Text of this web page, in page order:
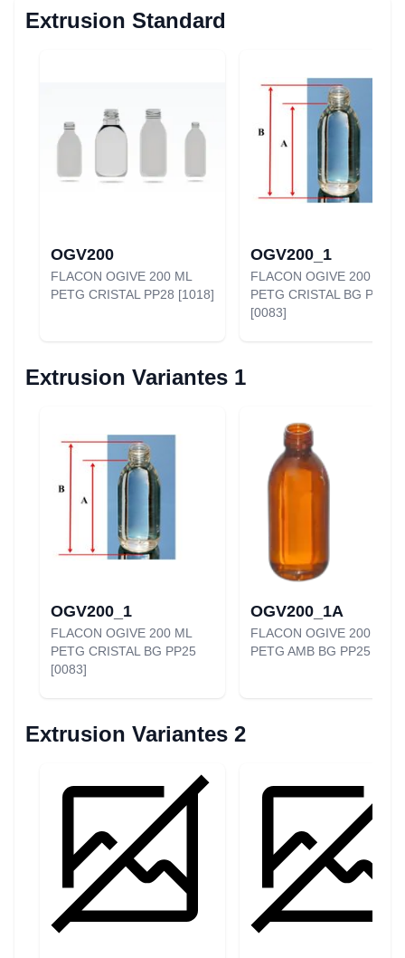
Extrusion Standard
OGV200
FLACON OGIVE 200 ML
PETG CRISTAL PP28 [1018]
OGV200_1
FLACON OGIVE 200 ML
PETG CRISTAL BG PP25
[0083]
Extrusion Variantes 1
OGV200_1
FLACON OGIVE 200 ML
PETG CRISTAL BG PP25
[0083]
OGV200_1A
FLACON OGIVE 200 ML
PETG AMB BG PP25
Extrusion Variantes 2